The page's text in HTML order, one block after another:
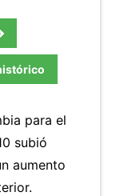
para el
subió
aumento